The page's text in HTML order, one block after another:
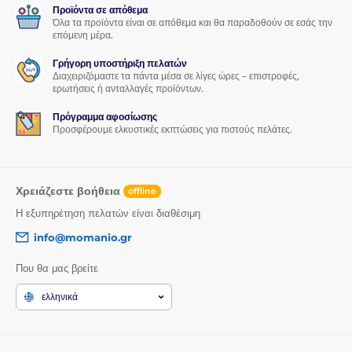
Προϊόντα σε απόθεμα
Όλα τα προϊόντα είναι σε απόθεμα και θα παραδοθούν σε εσάς την
επόμενη μέρα.
Γρήγορη υποστήριξη πελατών
Διαχειριζόμαστε τα πάντα μέσα σε λίγες ώρες – επιστροφές,
ερωτήσεις ή ανταλλαγές προϊόντων.
Πρόγραμμα αφοσίωσης
Προσφέρουμε ελκυστικές εκπτώσεις για πιστούς πελάτες.
Χρειάζεστε βοήθεια offline
Η εξυπηρέτηση πελατών είναι διαθέσιμη
info@momanio.gr
Που θα μας βρείτε
ελληνικά